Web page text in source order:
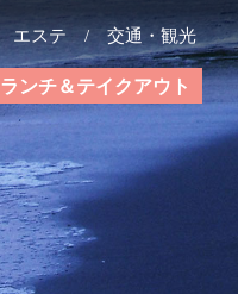
エステ 交通・観光
ランチ＆テイクアウト